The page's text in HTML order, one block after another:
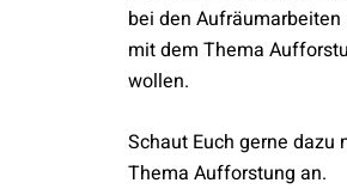
bei den
mit dem Thema
wollen.
Schaut Euch gerne dazu
Thema Aufforstung an.